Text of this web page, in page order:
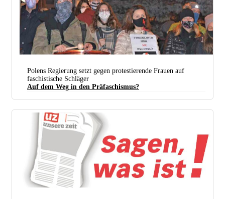
Frauenprotest in Polen (Foto: Silar / Wikimedia Commons /
Polens Regierung setzt gegen protestierende Frauen auf
faschistische Schläger
Auf dem Weg in den Präfaschismus?